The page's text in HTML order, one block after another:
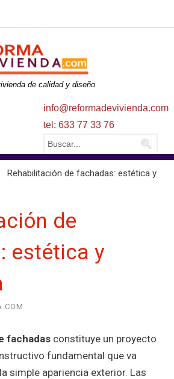
de calidad y diseño
info@reformadevivienda.com
tel: 633 77 33 76
de fachadas: estética y
de
estética y
fachadas constituye un proyecto
fundamental que va
simple apariencia exterior. Las